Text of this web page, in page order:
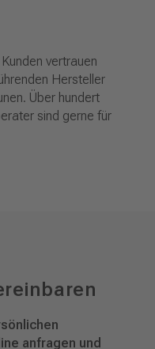
vertrauen
Hersteller
Über hundert
sind gerne für
anfragen und